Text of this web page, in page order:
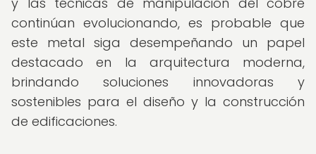
continúan evolucionando, es probable que
este metal siga desempeñando un papel
destacado en la arquitectura moderna,
brindando soluciones innovadoras y
sostenibles para el diseño y la construcción
de edificaciones.